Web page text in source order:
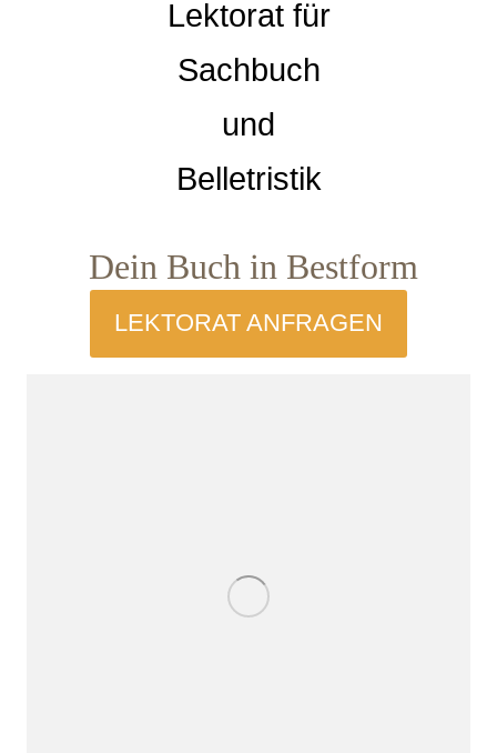
Lektorat für
Sachbuch
und
Belletristik
Dein Buch in Bestform
LEKTORAT ANFRAGEN